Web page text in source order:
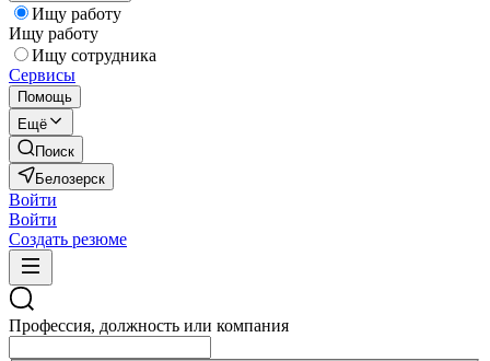
Ищу работу
Ищу работу
Ищу сотрудника
Сервисы
Помощь
Ещё
Поиск
Белозерск
Войти
Войти
Создать резюме
Профессия, должность или компания